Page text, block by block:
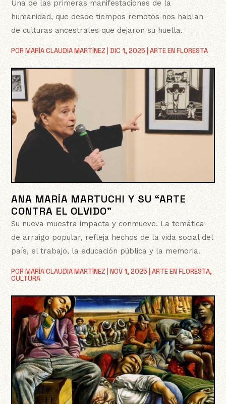
PORMARÍA CLAUDIA MARTÍNEZ |DIC 1, 2025 |ARTE EN FLORESTA
Una de las primeras manifestaciones de la
humanidad, que desde tiempos remotos nos hablan
de culturas ancestrales que dejaron su huella.
ANA MARÍA MARTUCHI Y SU “ARTE
CONTRA EL OLVIDO”
PORMARÍA CLAUDIA MARTÍNEZ |NOV 1, 2025 |ARTE EN FLORESTA,
CULTURA
Su nueva muestra impacta y conmueve. La temática
de arraigo popular, refleja hechos de la vida social del
país, el trabajo, la educación pública y la memoria.